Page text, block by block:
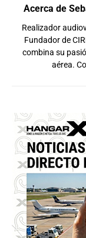
Acerca de
Realizador
Fundador de
combina su
aérea.